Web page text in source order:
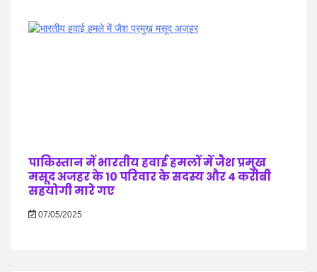
पाकिस्तान में भारतीय हवाई हमलों में जैश प्रमुख
मसूद अजहर के 10 परिवार के सदस्य और 4 करीबी
सहयोगी मारे गए
07/05/2025